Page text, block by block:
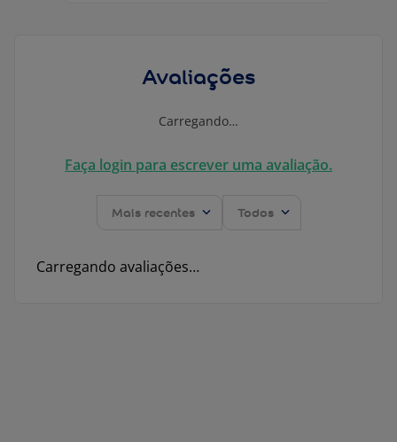
Avaliações
Carregando…
Faça login para escrever uma avaliação.
Mais recentes Todos
Carregando avaliações…